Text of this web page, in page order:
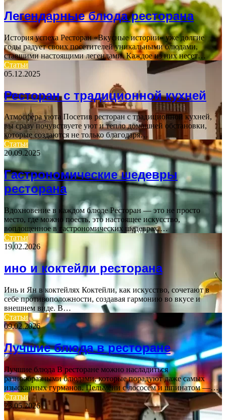
Легендарные блюда ресторана
История успеха Ресторан «Вкусные истории» уже долгие
годы радует своих посетителей уникальными блюдами,
ставшими настоящими легендами. Каждое из них несет…
Статьи
05.12.2025
Ресторан с традиционной кухней
Атмосфера уюта Посетив ресторан с традиционной кухней,
вы сразу почувствуете уют и тепло домашней обстановки,
которые создаются не только благодаря…
Статьи
20.09.2025
Гастрономические шедевры
ресторана
Вдохновение в каждом блюде Ресторан — это не просто
место, где можно поесть, это настоящее искусство,
воплощенное в гастрономических шедеврах.…
Статьи
19.02.2026
ино и коктейли ресторана
Инь и Ян в коктейлях Коктейли, как искусство, сочетают в
себе противоположности, создавая гармонию во вкусе и
внешнем виде. В…
Статьи
09.02.2026
Лучшие блюда в ресторане
Лучшие блюда В ресторане можно насладиться
разнообразными блюдами, которые порадуют даже самых
изысканных гурманов. Пельмени с лососем и шпинатом —…
Статьи
23.05.2026